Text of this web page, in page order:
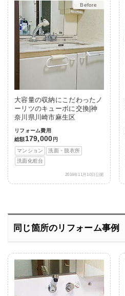
After
大容量の収納にこだわったノ
ーリツのキューボに交換|神
奈川県川崎市麻生区
リフォーム費用
総額179,000 円
マンション
洗面・脱衣所
洗面化粧台
2016年11月10日公開
同じ箇所のリフォーム事例